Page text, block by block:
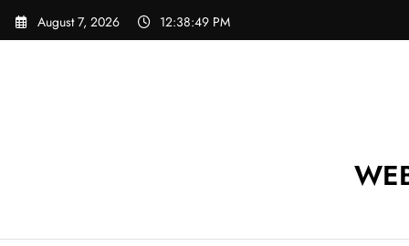
Skip
August 7, 2026 12:38:50 PM